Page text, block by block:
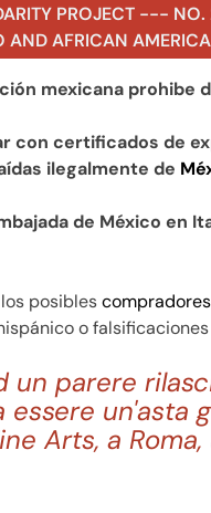
PROJECT ---
AND AFRICAN
mexicana prohibe
con certificados de
ilegalmente de
de México en
posiblescompradores
o
un parere
essere un'asta
Arts, a Roma,